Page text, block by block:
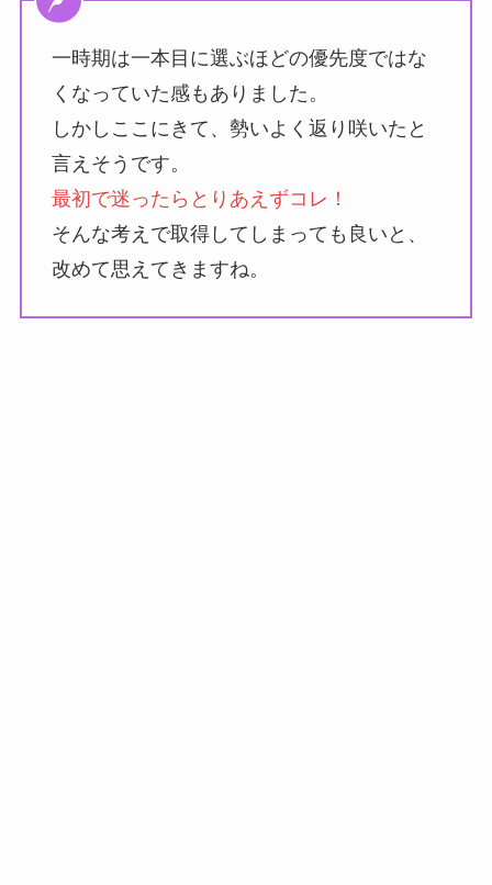
一時期は一本目に選ぶほどの優先度ではな
くなっていた感もありました。
しかしここにきて、勢いよく返り咲いたと
言えそうです。
最初で迷ったらとりあえずコレ！
そんな考えで取得してしまっても良いと、
改めて思えてきますね。